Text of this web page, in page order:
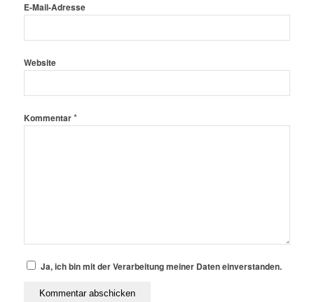
E-Mail-Adresse
Website
Kommentar*
Ja, ich bin mit der Verarbeitung meiner Daten einverstanden.